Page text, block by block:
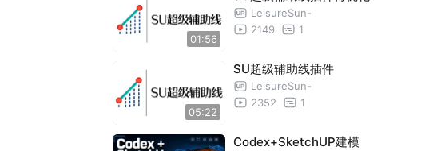
01:56
LeisureSun-
2149
1
05:22
SU超级辅助线插件
LeisureSun-
2352
1
Codex+SketchUP建模